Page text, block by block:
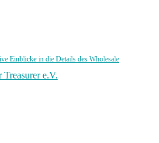
Einblicke in die Details des Wholesale
e.V.